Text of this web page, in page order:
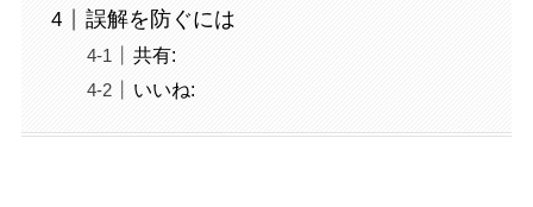
誤解を防ぐには
共有:
いいね: